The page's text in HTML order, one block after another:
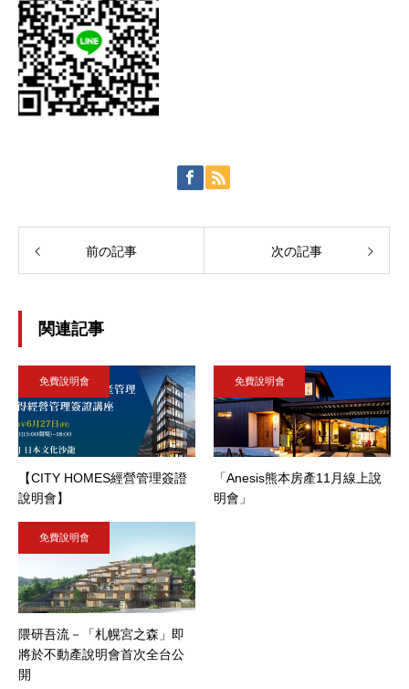
前の記事 次の記事
関連記事
免費說明會
【CITY HOMES經營管理簽證
說明會】
免費說明會
「Anesis熊本房產11月線上說
明會」
免費說明會
隈研吾流－「札幌宮之森」即
將於不動產說明會首次全台公
開